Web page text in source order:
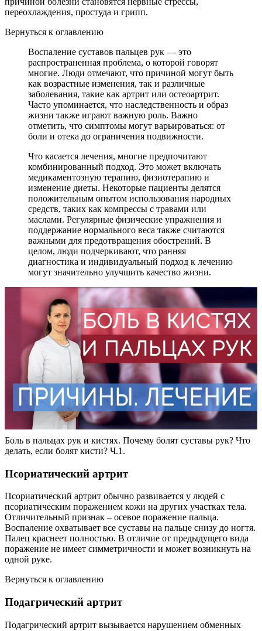
переохлаждения, простуда и грипп.
Вернуться к оглавлению
Воспаление суставов пальцев рук — это
распространенная проблема, о которой говорят
многие. Люди отмечают, что причиной могут быть
как возрастные изменения, так и различные
заболевания, такие как артрит или остеоартрит.
Часто упоминается, что наследственность и образ
жизни также играют важную роль. Важно
отметить, что симптомы могут варьироваться: от
боли и отека до ограничения подвижности.
Что касается лечения, многие предпочитают
комбинированный подход. Это может включать
медикаментозную терапию, физиотерапию и
изменение диеты. Некоторые пациенты делятся
положительным опытом использования народных
средств, таких как компрессы с травами или
маслами. Регулярные физические упражнения и
поддержание нормального веса также считаются
важными для предотвращения обострений. В
целом, люди подчеркивают, что ранняя
диагностика и индивидуальный подход к лечению
могут значительно улучшить качество жизни.
Боль в пальцах рук и кистях. Почему болят суставы рук? Что
делать, если болят кисти? Ч.1.
Псориатический артрит
Псориатический артрит обычно развивается у людей с
псориатическим поражением кожи на других участках тела.
Отличительный признак – осевое поражение пальца.
Воспаление охватывает все суставы на пальце снизу до ногтя.
Палец краснеет полностью. В отличие от предыдущего вида
поражение не имеет симметричности и может возникнуть на
одной руке.
Вернуться к оглавлению
Подагрический артрит
Подагрический артрит вызывается нарушением обменных